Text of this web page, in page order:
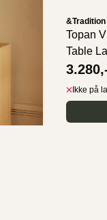
&Tradition
Topan
Table
Ikke på